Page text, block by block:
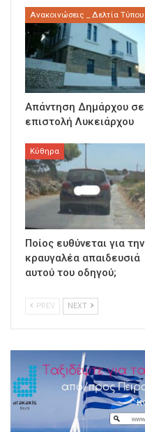
Ανακοινώσεις _ Δελτία Τύπου
Απάντηση Δημάρχου σε
επιστολή Λυκειάρχου
Κύθηρα
Ποίος ευθύνεται για την
κραυγαλέα απαιδευσιά
αυτού του οδηγού;
PREV NEXT